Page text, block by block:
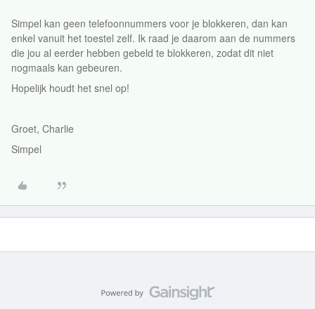
Simpel kan geen telefoonnummers voor je blokkeren, dan kan
enkel vanuit het toestel zelf. Ik raad je daarom aan de nummers
die jou al eerder hebben gebeld te blokkeren, zodat dit niet
nogmaals kan gebeuren.
Hopelijk houdt het snel op!
Groet, Charlie
Simpel